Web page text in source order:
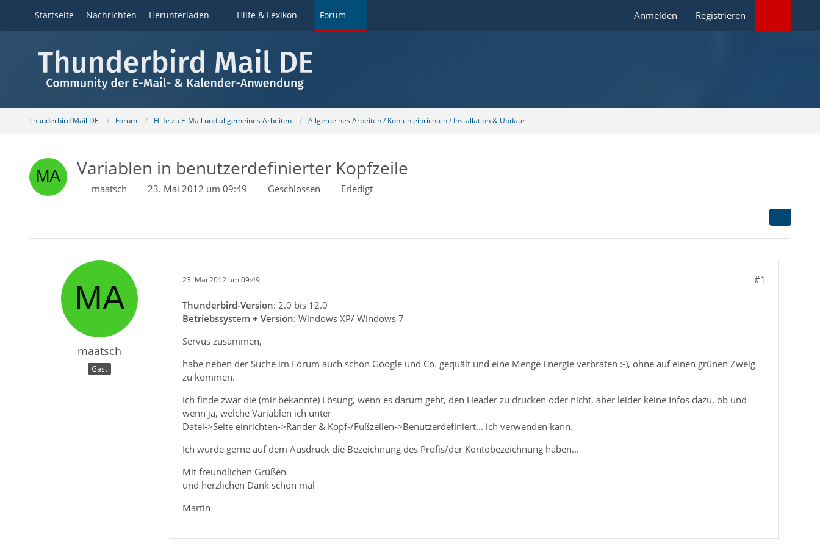
Startseite Nachrichten Herunterladen Hilfe & Lexikon Forum Anmelden Registrieren
Thunderbird Mail DE Forum Hilfe zu E-Mail und allgemeines Arbeiten Allgemeines Arbeiten / Konten einrichten / Installation & Update
Variablen in benutzerdefinierter Kopfzeile
maatsch 23. Mai 2012 um 09:49 Geschlossen Erledigt
maatsch
Gast
23. Mai 2012 um 09:49 #1
Thunderbird-Version: 2.0 bis 12.0
Betriebssystem + Version: Windows XP/ Windows 7
Servus zusammen,
habe neben der Suche im Forum auch schon Google und Co. gequält und eine Menge Energie verbraten :-), ohne auf einen grünen Zweig
zu kommen.
Ich finde zwar die (mir bekannte) Lösung, wenn es darum geht, den Header zu drucken oder nicht, aber leider keine Infos dazu, ob und
wenn ja, welche Variablen ich unter
Datei->Seite einrichten->Ränder & Kopf-/Fußzeilen->Benutzerdefiniert... ich verwenden kann.
Ich würde gerne auf dem Ausdruck die Bezeichnung des Profis/der Kontobezeichnung haben...
Mit freundlichen Grüßen
und herzlichen Dank schon mal
Martin